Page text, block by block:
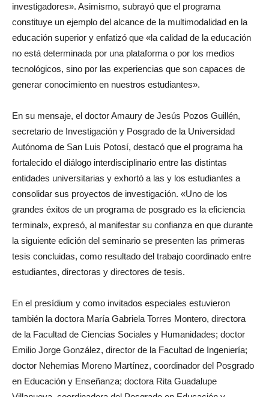
investigadores». Asimismo, subrayó que el programa
constituye un ejemplo del alcance de la multimodalidad en la
educación superior y enfatizó que «la calidad de la educación
no está determinada por una plataforma o por los medios
tecnológicos, sino por las experiencias que son capaces de
generar conocimiento en nuestros estudiantes».
En su mensaje, el doctor Amaury de Jesús Pozos Guillén,
secretario de Investigación y Posgrado de la Universidad
Autónoma de San Luis Potosí, destacó que el programa ha
fortalecido el diálogo interdisciplinario entre las distintas
entidades universitarias y exhortó a las y los estudiantes a
consolidar sus proyectos de investigación. «Uno de los
grandes éxitos de un programa de posgrado es la eficiencia
terminal», expresó, al manifestar su confianza en que durante
la siguiente edición del seminario se presenten las primeras
tesis concluidas, como resultado del trabajo coordinado entre
estudiantes, directoras y directores de tesis.
En el presídium y como invitados especiales estuvieron
también la doctora María Gabriela Torres Montero, directora
de la Facultad de Ciencias Sociales y Humanidades; doctor
Emilio Jorge González, director de la Facultad de Ingeniería;
doctor Nehemias Moreno Martínez, coordinador del Posgrado
en Educación y Enseñanza; doctora Rita Guadalupe